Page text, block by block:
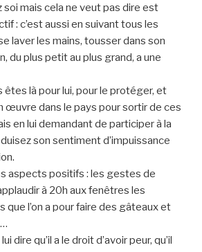
mais cela ne veut pas dire est
: c’est aussi en suivant tous les
laver les mains, tousser dans son
du plus petit au plus grand, a une
êtes là pour lui, pour le protéger, et
œuvre dans le pays pour sortir de ces
en lui demandant de participer à la
son sentiment d’impuissance
aspects positifs : les gestes de
à 20h aux fenêtres les
que l’on a pour faire des gâteaux et
dire qu’il a le droit d’avoir peur, qu’il